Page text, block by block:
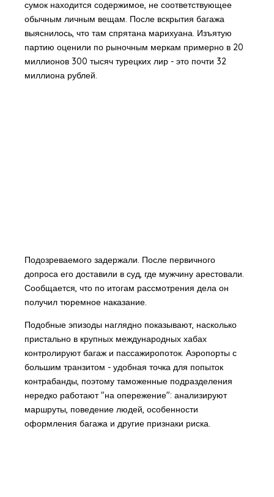
сумок находится содержимое, не соответствующее
обычным личным вещам. После вскрытия багажа
выяснилось, что там спрятана марихуана. Изъятую
партию оценили по рыночным меркам примерно в 20
миллионов 300 тысяч турецких лир - это почти 32
миллиона рублей.
Подозреваемого задержали. После первичного
допроса его доставили в суд, где мужчину арестовали.
Сообщается, что по итогам рассмотрения дела он
получил тюремное наказание.
Подобные эпизоды наглядно показывают, насколько
пристально в крупных международных хабах
контролируют багаж и пассажиропоток. Аэропорты с
большим транзитом - удобная точка для попыток
контрабанды, поэтому таможенные подразделения
нередко работают "на опережение": анализируют
маршруты, поведение людей, особенности
оформления багажа и другие признаки риска.